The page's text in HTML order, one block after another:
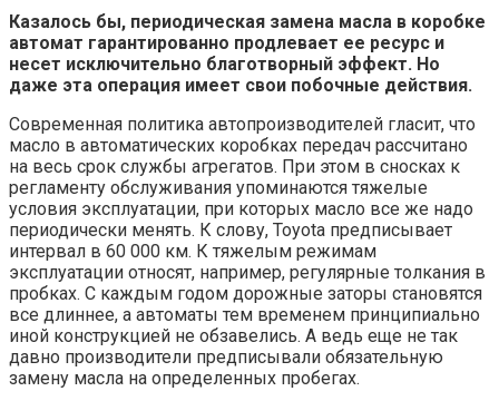
Казалось бы, периодическая замена масла в коробке
автомат гарантированно продлевает ее ресурс и
несет исключительно благотворный эффект. Но
даже эта операция имеет свои побочные действия.
Современная политика автопроизводителей гласит, что
масло в автоматических коробках передач рассчитано
на весь срок службы агрегатов. При этом в сносках к
регламенту обслуживания упоминаются тяжелые
условия эксплуатации, при которых масло все же надо
периодически менять. К слову, Toyota предписывает
интервал в 60 000 км. К тяжелым режимам
эксплуатации относят, например, регулярные толкания в
пробках. С каждым годом дорожные заторы становятся
все длиннее, а автоматы тем временем принципиально
иной конструкцией не обзавелись. А ведь еще не так
давно производители предписывали обязательную
замену масла на определенных пробегах.